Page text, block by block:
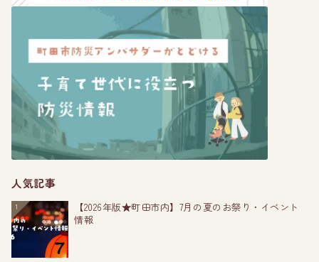
人気記事
1
【2026年版★町田市内】7月の夏のお祭り・イベント
情報